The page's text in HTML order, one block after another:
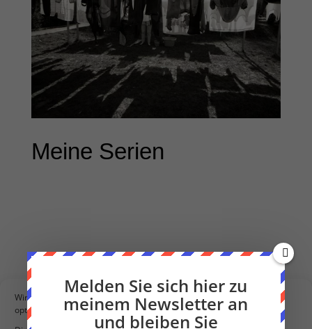
Wir verwenden Cookies, um unsere Website und unseren Service zu
optimieren.
Meine Serien
← Türchen #22 Türchen #24 →
Melden Sie sich hier zu
meinem Newsletter an
und bleiben Sie